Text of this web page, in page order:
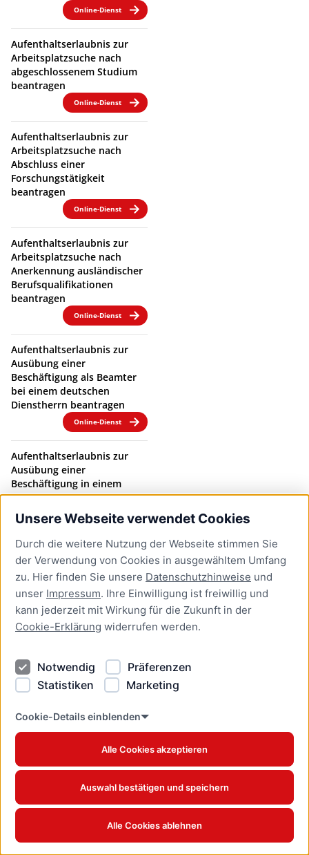
Unsere Webseite verwendet Cookies
Durch die weitere Nutzung der Webseite stimmen Sie
der Verwendung von Cookies in ausgewähltem Umfang
zu. Hier finden Sie unsere Datenschutzhinweise und
unser Impressum. Ihre Einwilligung ist freiwillig und
kann jederzeit mit Wirkung für die Zukunft in der
Cookie-Erklärung widerrufen werden.
Notwendig
Präferenzen
Statistiken
Marketing
Cookie-Details einblenden
Alle Cookies akzeptieren
Auswahl bestätigen und speichern
Alle Cookies ablehnen
Online-Dienst
Aufenthaltserlaubnis zur
Arbeitsplatzsuche nach
abgeschlossenem Studium
beantragen
Online-Dienst
Aufenthaltserlaubnis zur
Arbeitsplatzsuche nach
Abschluss einer
Forschungstätigkeit
beantragen
Online-Dienst
Aufenthaltserlaubnis zur
Arbeitsplatzsuche nach
Anerkennung ausländischer
Berufsqualifikationen
beantragen
Online-Dienst
Aufenthaltserlaubnis zur
Ausübung einer
Beschäftigung als Beamter
bei einem deutschen
Dienstherrn beantragen
Online-Dienst
Aufenthaltserlaubnis zur
Ausübung einer
Beschäftigung in einem
Beamtenverhältnis bei
einem deutschen
Dienstherrn verlängern
Online-Dienst
Aufenthaltserlaubnis zur
bedingten Zulassung zum
Studium oder zum
Teilzeitstudium beantragen
Online-Dienst
Aufenthaltserlaubnis zur
Beschäftigung als Fachkraft
mit akademischer
Ausbildung beantragen
Aufenthaltserlaubnis zur
betrieblichen Aus- und
Weiterbildung verlängern
Online-Dienst
Aufenthaltserlaubnis zur